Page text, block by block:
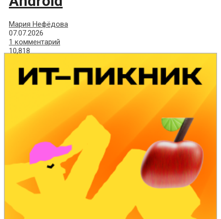
Мария Нефёдова
07.07.2026
1 комментарий
10,818